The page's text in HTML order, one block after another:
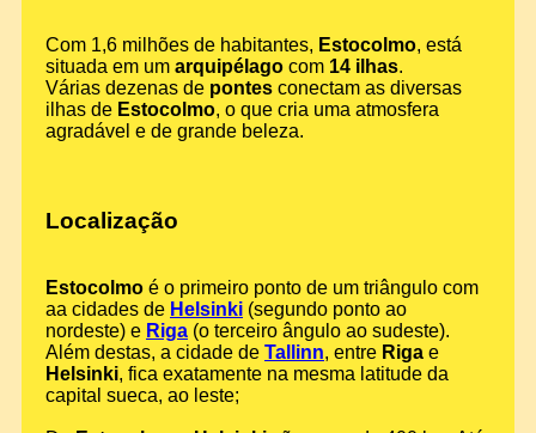
Com 1,6 milhões de habitantes, Estocolmo, está
situada em um arquipélago com 14 ilhas.
Várias dezenas de pontes conectam as diversas
ilhas de Estocolmo, o que cria uma atmosfera
agradável e de grande beleza.
Localização
Estocolmo é o primeiro ponto de um triângulo com
aa cidades de Helsinki (segundo ponto ao
nordeste) e Riga (o terceiro ângulo ao sudeste).
Além destas, a cidade de Tallinn, entre Riga e
Helsinki, fica exatamente na mesma latitude da
capital sueca, ao leste;